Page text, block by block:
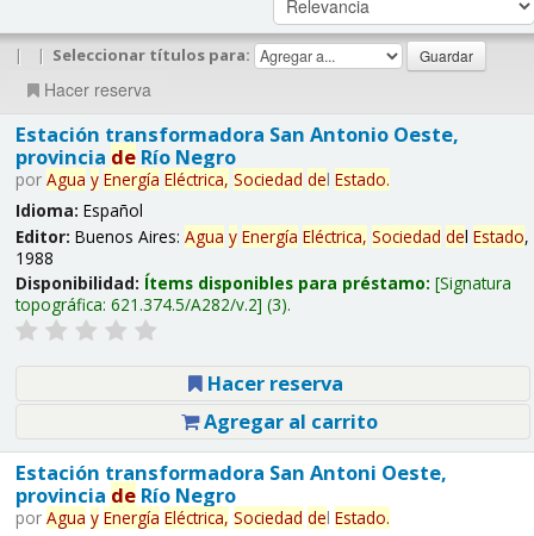
| | Seleccionar títulos para:
Hacer reserva
Estación transformadora San Antonio Oeste,
provincia deRío Negro
por Agua y Energía Eléctrica, Sociedad del Estado.
Idioma: Español
Editor: Buenos Aires: Agua y Energía Eléctrica, Sociedad del Estado,
1988
Disponibilidad: Ítems disponibles para préstamo: Signatura
topográfica: 621.374.5/A282/v.2 (3).
Hacer reserva
Agregar al carrito
Estación transformadora San Antoni Oeste,
provincia deRío Negro
por Agua y Energía Eléctrica, Sociedad del Estado.